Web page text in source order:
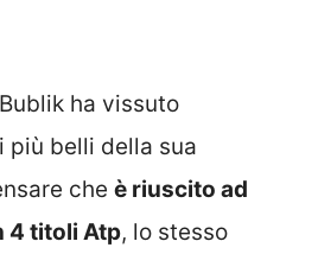
ha vissuto
più belli della sua
che è riuscito ad
4 titoli Atp, lo stesso